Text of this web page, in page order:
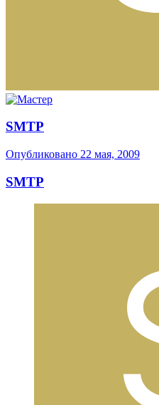
SMTP
Опубликовано 22 мая, 2009
SMTP